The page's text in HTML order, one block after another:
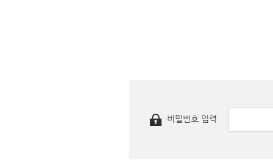
비밀번호 입력